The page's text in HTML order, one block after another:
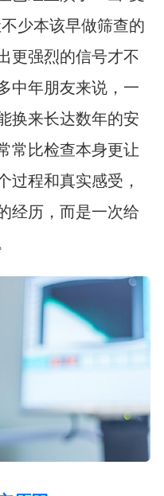
少本该早做筛查的
更强烈的信号才不
中年朋友来说，一
换来长达数年的安
常比检查本身更让
过程和真实感受，
经历，而是一次给